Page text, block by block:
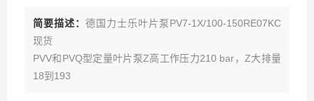
简要描述： 德国力士乐叶片泵PV7-1X/100-150RE07KC
现货
PVV和PVQ型定量叶片泵Z高工作压力210 bar，Z大排量
18到193